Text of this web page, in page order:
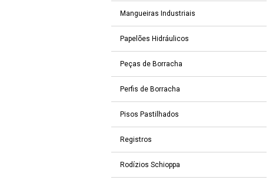
Mangueiras Industriais
Papelões Hidráulicos
Peças de Borracha
Perfis de Borracha
Pisos Pastilhados
Registros
Rodízios Schioppa